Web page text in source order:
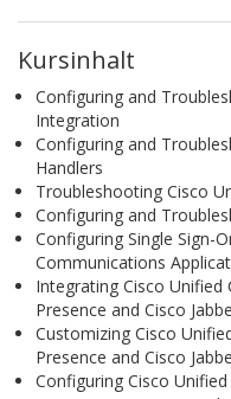
Kursinhalt
Configuring and
Integration
Configuring and
Handlers
Troubleshooting Cisco
Configuring and
Configuring Single Sign-
Communications
Integrating Cisco
Presence and Cisco
Customizing Cisco
Presence and Cisco
Configuring Cisco